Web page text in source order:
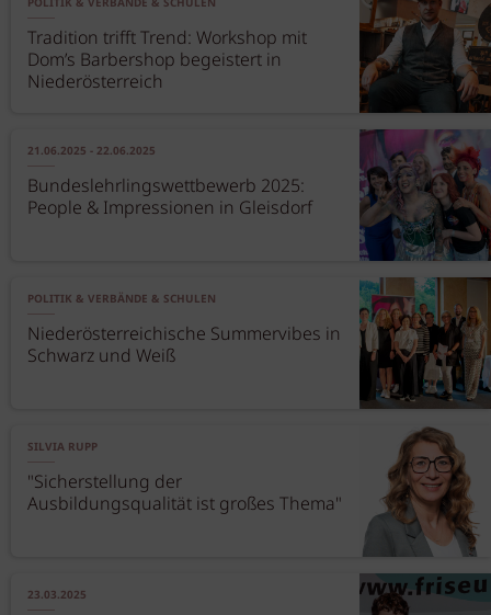
Tradition trifft Trend: Workshop mit
Dom’s Barbershop begeistert in
Niederösterreich
21.06.2025 - 22.06.2025
Bundeslehrlingswettbewerb 2025:
People & Impressionen in Gleisdorf
POLITIK & VERBÄNDE & SCHULEN
Niederösterreichische Summervibes in
Schwarz und Weiß
SILVIA RUPP
"Sicherstellung der
Ausbildungsqualität ist großes Thema"
23.03.2025